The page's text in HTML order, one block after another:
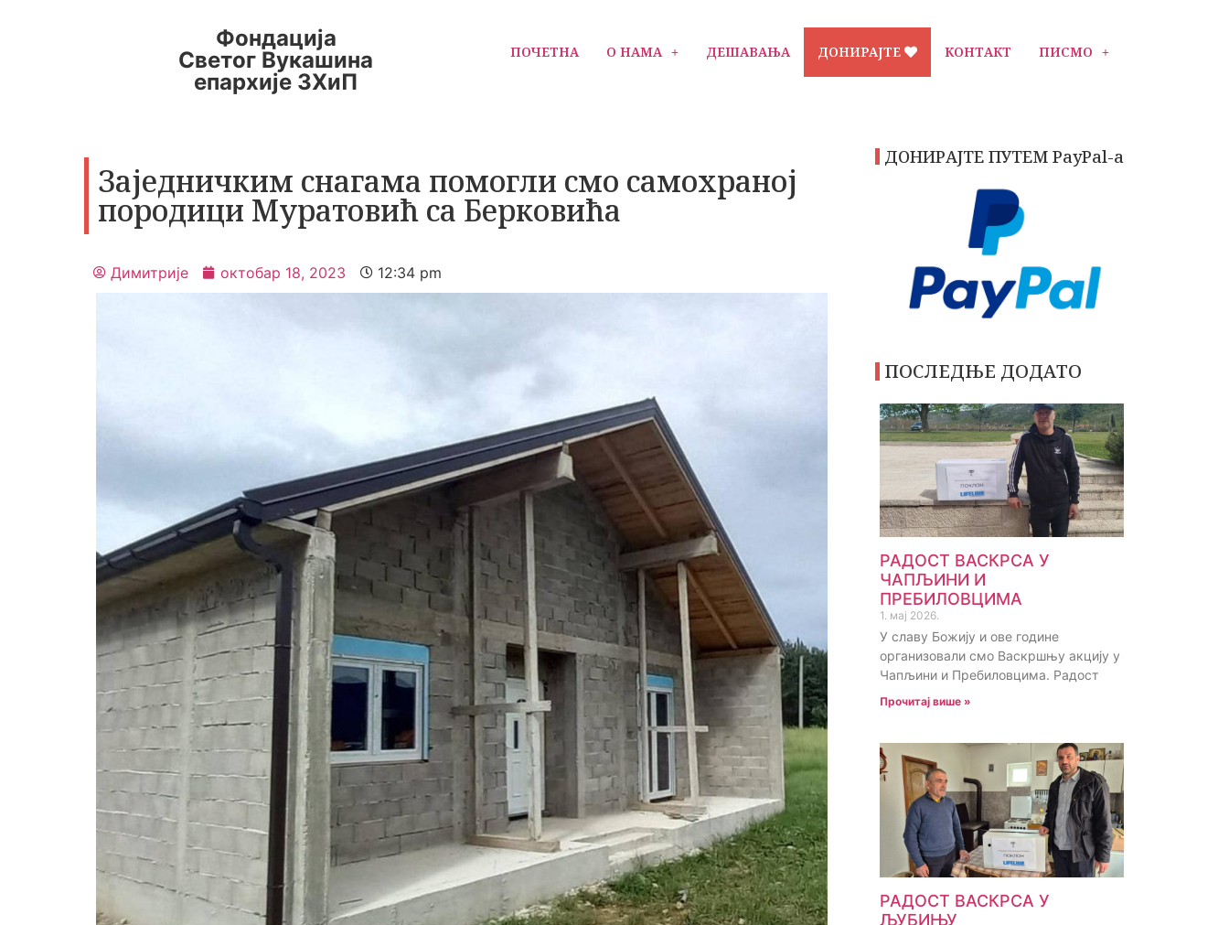
Фондација
Светог Вукашина
епархије ЗХиП
ПОЧЕТНА О НАМА ДЕШАВАЊА ДОНИРАЈТЕ КОНТАКТ ПИСМО
Заједничким снагама помогли смо самохраној
породици Муратовић са Берковића
Димитрије октобар 18, 2023 12:34 pm
ДОНИРАЈТЕ ПУТЕМ PayPal-a
ПОСЛЕДЊЕ ДОДАТО
РАДОСТ ВАСКРСА У
ЧАПЉИНИ И
ПРЕБИЛОВЦИМА
1. мај 2026.
У славу Божију и ове године
организовали смо Васкршњу акцију у
Чапљини и Пребиловцима. Радост
Прочитај више »
РАДОСТ ВАСКРСА У
ЉУБИЊУ